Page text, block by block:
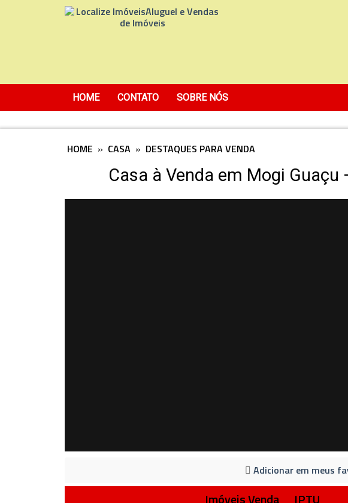
HOME CONTATO SOBRE NÓS
HOME » CASA » DESTAQUES PARA VENDA
Casa à Venda em Mogi Guaçu
Adicionar em meus
Imóveis Venda IPTU